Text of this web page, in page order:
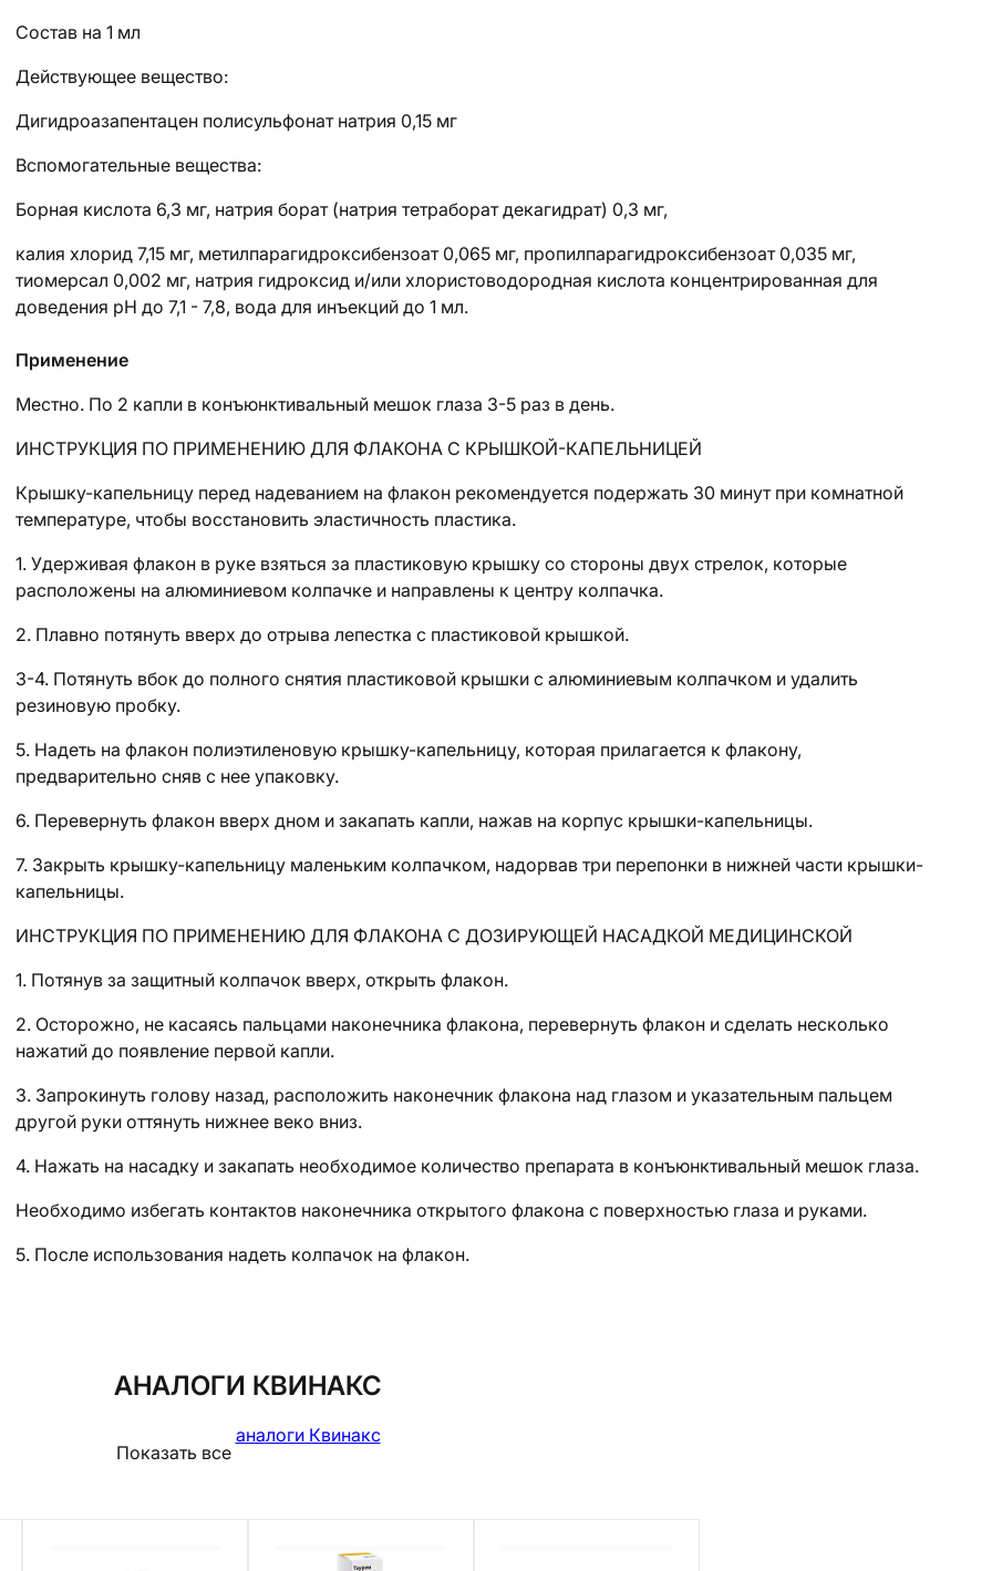
Состав на 1 мл
Действующее вещество:
Дигидроазапентацен полисульфонат натрия 0,15 мг
Вспомогательные вещества:
Борная кислота 6,3 мг, натрия борат (натрия тетраборат декагидрат) 0,3 мг,
калия хлорид 7,15 мг, метилпарагидроксибензоат 0,065 мг, пропилпарагидроксибензоат 0,035 мг,
тиомерсал 0,002 мг, натрия гидроксид и/или хлористоводородная кислота концентрированная для
доведения рН до 7,1 - 7,8, вода для инъекций до 1 мл.
Применение
Местно. По 2 капли в конъюнктивальный мешок глаза 3-5 раз в день.
ИНСТРУКЦИЯ ПО ПРИМЕНЕНИЮ ДЛЯ ФЛАКОНА С КРЫШКОЙ-КАПЕЛЬНИЦЕЙ
Крышку-капельницу перед надеванием на флакон рекомендуется подержать 30 минут при комнатной
температуре, чтобы восстановить эластичность пластика.
1. Удерживая флакон в руке взяться за пластиковую крышку со стороны двух стрелок, которые
расположены на алюминиевом колпачке и направлены к центру колпачка.
2. Плавно потянуть вверх до отрыва лепестка с пластиковой крышкой.
3-4. Потянуть вбок до полного снятия пластиковой крышки с алюминиевым колпачком и удалить
резиновую пробку.
5. Надеть на флакон полиэтиленовую крышку-капельницу, которая прилагается к флакону,
предварительно сняв с нее упаковку.
6. Перевернуть флакон вверх дном и закапать капли, нажав на корпус крышки-капельницы.
7. Закрыть крышку-капельницу маленьким колпачком, надорвав три перепонки в нижней части крышки-
капельницы.
ИНСТРУКЦИЯ ПО ПРИМЕНЕНИЮ ДЛЯ ФЛАКОНА С ДОЗИРУЮЩЕЙ НАСАДКОЙ МЕДИЦИНСКОЙ
1. Потянув за защитный колпачок вверх, открыть флакон.
2. Осторожно, не касаясь пальцами наконечника флакона, перевернуть флакон и сделать несколько
нажатий до появление первой капли.
3. Запрокинуть голову назад, расположить наконечник флакона над глазом и указательным пальцем
другой руки оттянуть нижнее веко вниз.
4. Нажать на насадку и закапать необходимое количество препарата в конъюнктивальный мешок глаза.
Необходимо избегать контактов наконечника открытого флакона с поверхностью глаза и руками.
5. После использования надеть колпачок на флакон.
АНАЛОГИ КВИНАКС
Показать все
аналоги Квинакс